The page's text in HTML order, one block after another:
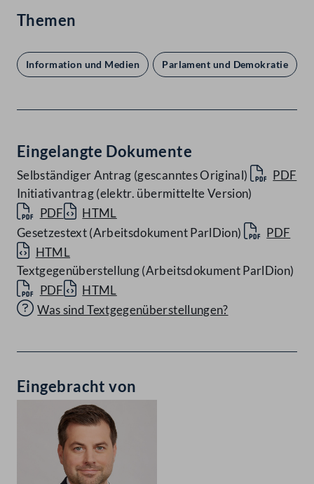
Themen
Information und Medien Parlament und Demokratie
Eingelangte Dokumente
Selbständiger Antrag (gescanntes Original)
PDF
Initiativantrag (elektr. übermittelte Version)
PDF
HTML
Gesetzestext (Arbeitsdokument ParlDion)
PDF
HTML
Textgegenüberstellung (Arbeitsdokument ParlDion)
PDF
HTML
Was sind Textgegenüberstellungen?
Eingebracht von